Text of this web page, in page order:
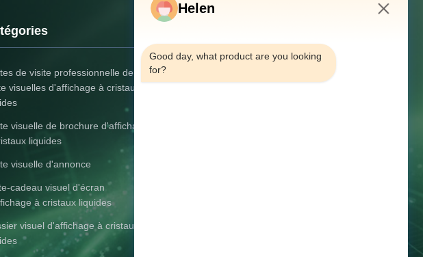
port d'entrée de ligne, ce qui vous
permet d...
de visite professionnelle de
visuelles d'affichage à cristaux
visuelle de brochure d'affichage
liquides
visuelle d'annonce
cadeau visuel d'écran
à cristaux liquides
visuel d'affichage à cristaux
Quatrième étage, n° 68
Helen
Good day, what product are you looking
for?